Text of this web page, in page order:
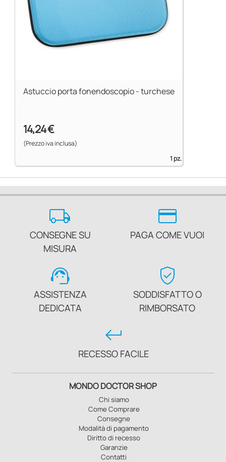
Astuccio porta fonendoscopio - turchese
14,24 €
(Prezzo iva inclusa)
1 pz.
local_shipping
CONSEGNE SU
MISURA
credit_card
PAGA COME VUOI
support_agent
ASSISTENZA
DEDICATA
verified_user
SODDISFATTO O
RIMBORSATO
keyboard_return
RECESSO FACILE
MONDO DOCTOR SHOP
Chi siamo
Come Comprare
Consegne
Modalità di pagamento
Diritto di recesso
Garanzie
Contatti